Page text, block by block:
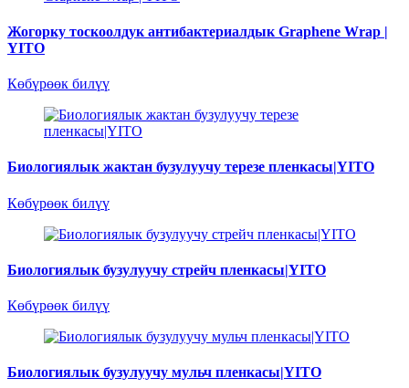
Жогорку тоскоолдук антибактериалдык Graphene Wrap |
YITO
Көбүрөөк билүү
Биологиялык жактан бузулуучу терезе пленкасы|YITO
Көбүрөөк билүү
Биологиялык бузулуучу стрейч пленкасы|YITO
Көбүрөөк билүү
Биологиялык бузулуучу мульч пленкасы|YITO